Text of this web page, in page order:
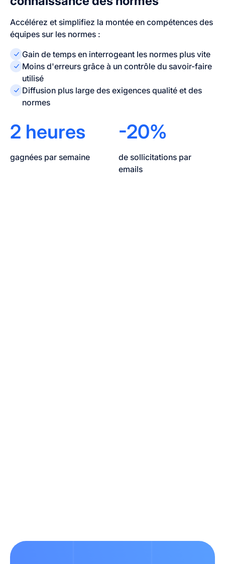
Accélérez et simplifiez la montée en compétences des
équipes sur les normes :
Gain de temps en interrogeant les normes plus vite
Moins d'erreurs grâce à un contrôle du savoir-faire
utilisé
Diffusion plus large des exigences qualité et des
normes
2 heures
gagnées par semaine
-20%
de sollicitations par
emails